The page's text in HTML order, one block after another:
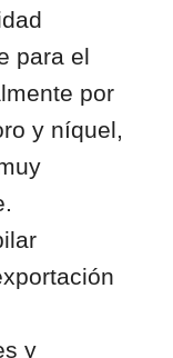
para el
por
y níquel,
y